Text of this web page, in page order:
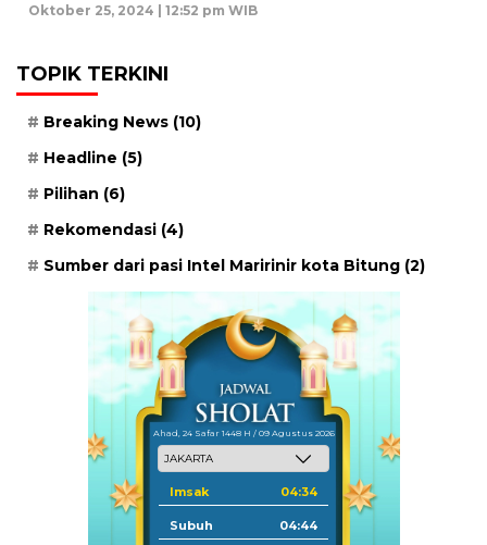
Oktober 25, 2024 | 12:52 pm WIB
TOPIK TERKINI
Breaking News (10)
Headline (5)
Pilihan (6)
Rekomendasi (4)
Sumber dari pasi Intel Maririnir kota Bitung (2)
Ahad, 24 Safar 1448 H / 09 Agustus 2026
Imsak 04:34
Subuh 04:44